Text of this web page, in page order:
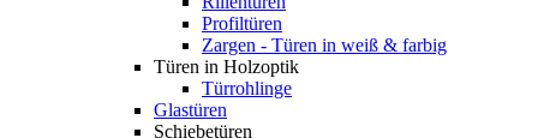
Profiltüren
Zargen - Türen in weiß & farbig
Türen in Holzoptik
Türrohlinge
Glastüren
Schiebetüren